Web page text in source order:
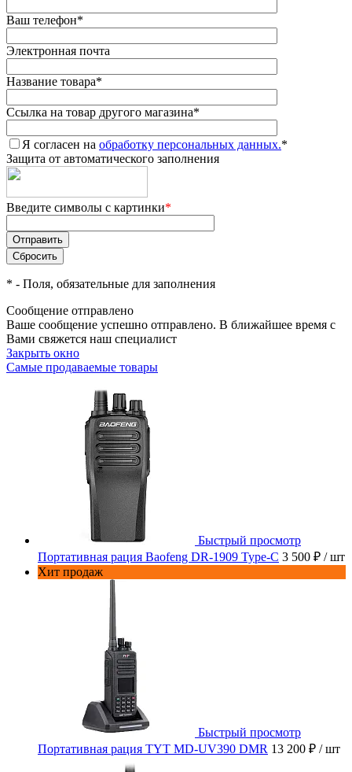
Ваш телефон*
Электронная почта
Название товара*
Ссылка на товар другого магазина*
Я согласен на обработку персональных данных.*
Защита от автоматического заполнения
Введите символы с картинки*
* - Поля, обязательные для заполнения
Сообщение отправлено
Ваше сообщение успешно отправлено. В ближайшее время с
Вами свяжется наш специалист
Закрыть окно
Самые продаваемые товары
Быстрый просмотр
Портативная рация Baofeng DR-1909 Type-C 3 500 ₽ / шт
Хит продаж
Быстрый просмотр
Портативная рация TYT MD-UV390 DMR 13 200 ₽ / шт